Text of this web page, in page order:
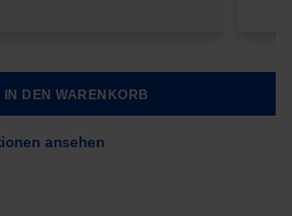
IN DEN WARENKORB
ansehen